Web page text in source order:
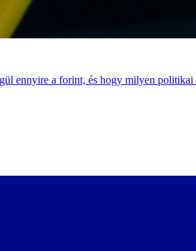
ennyire a forint, és hogy milyen